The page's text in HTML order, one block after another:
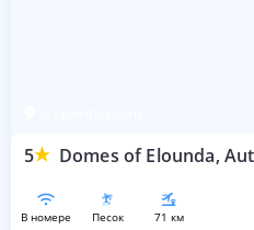
5 Domes of Elounda,
в номере песок 71 км